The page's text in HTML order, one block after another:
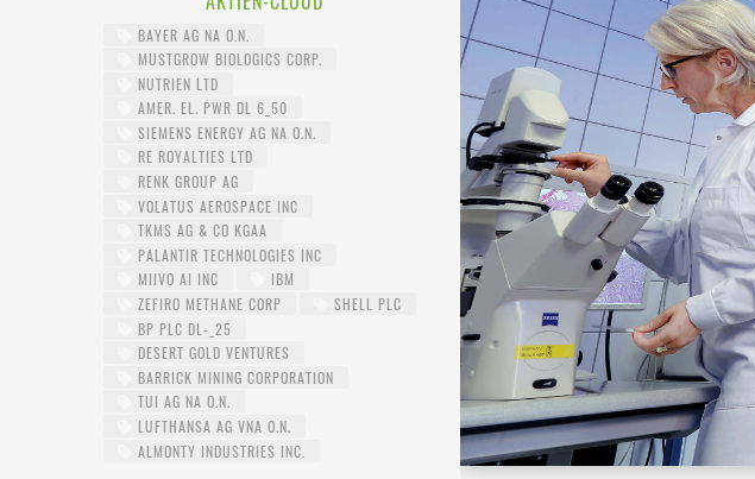
BAYER AG NA O.N.
MUSTGROW BIOLOGICS CORP.
NUTRIEN LTD
AMER. EL. PWR DL 6_50
SIEMENS ENERGY AG NA O.N.
RE ROYALTIES LTD
RENK GROUP AG
VOLATUS AEROSPACE INC
TKMS AG & CO KGAA
PALANTIR TECHNOLOGIES INC
MIIVO AI INC
IBM
ZEFIRO METHANE CORP
SHELL PLC
BP PLC DL-_25
DESERT GOLD VENTURES
BARRICK MINING CORPORATION
TUI AG NA O.N.
LUFTHANSA AG VNA O.N.
ALMONTY INDUSTRIES INC.